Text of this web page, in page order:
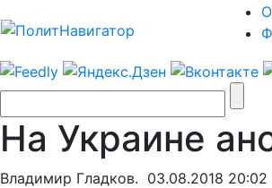
На Украине
Владимир Гладков. 03.08.2018 20:02